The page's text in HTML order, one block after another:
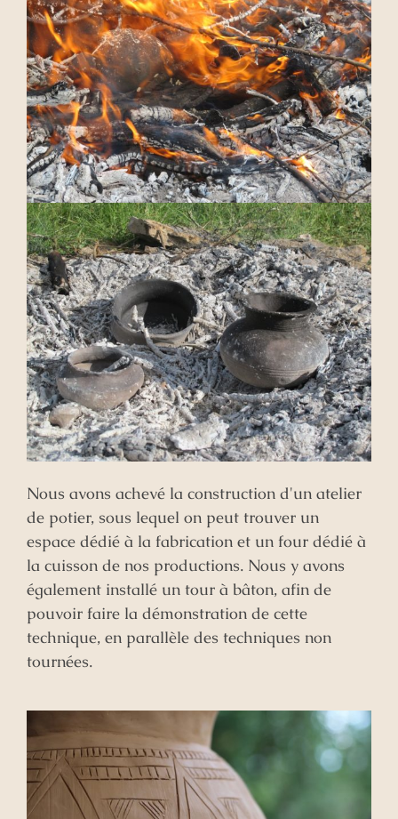
Nous avons achevé la construction d'un atelier
de potier, sous lequel on peut trouver un
espace dédié à la fabrication et un four dédié à
la cuisson de nos productions. Nous y avons
également installé un tour à bâton, afin de
pouvoir faire la démonstration de cette
technique, en parallèle des techniques non
tournées.